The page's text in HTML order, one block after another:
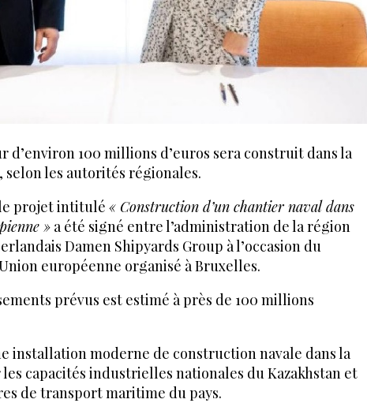
d’environ 100 millions d’euros sera construit dans la
selon les autorités régionales.
projet intitulé « Construction d’un chantier naval dans
» a été signé entre l’administration de la région
Damen Shipyards Group à l’occasion du
européenne organisé à Bruxelles.
prévus est estimé à près de 100 millions
installation moderne de construction navale dans la
capacités industrielles nationales du Kazakhstan et
de transport maritime du pays.